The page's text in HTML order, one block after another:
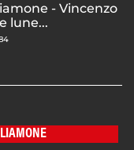
- Vincenzo
lune...